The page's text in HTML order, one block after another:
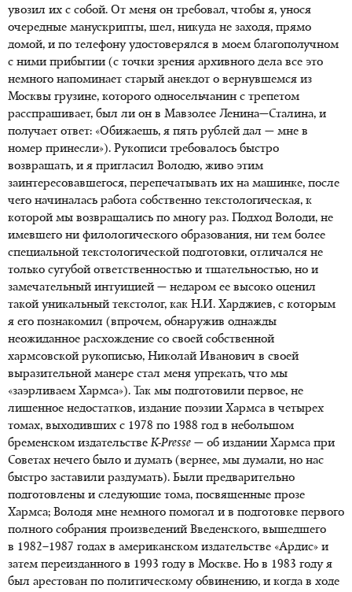
увозил их с собой. От меня он требовал, чтобы я, унося
очередные манускрипты, шел, никуда не заходя, прямо
домой, и по телефону удостоверялся в моем благополучном
с ними прибытии (с точки зрения архивного дела все это
немного напоминает старый анекдот о вернувшемся из
Москвы грузине, которого односельчанин с трепетом
расспрашивает, был ли он в Мавзолее Ленина—Сталина, и
получает ответ: «Обижаешь, я пять рублей дал — мне в
номер принесли»). Рукописи требовалось быстро
возвращать, и я пригласил Володю, живо этим
заинтересовавшегося, перепечатывать их на машинке, после
чего начиналась работа собственно текстологическая, к
которой мы возвращались по многу раз. Подход Володи, не
имевшего ни филологического образования, ни тем более
специальной текстологической подготовки, отличался не
только сугубой ответственностью и тщательностью, но и
замечательный интуицией — недаром ее высоко оценил
такой уникальный текстолог, как Н.И. Харджиев, с которым
я его познакомил (впрочем, обнаружив однажды
неожиданное расхождение со своей собственной
хармсовской рукописью, Николай Иванович в своей
выразительной манере стал меня упрекать, что мы
«заэрливаем Хармса»). Так мы подготовили первое, не
лишенное недостатков, издание поэзии Хармса в четырех
томах, выходивших c 1978 по 1988 год в небольшом
бременском издательствеK-Presse — об издании Хармса при
Советах нечего было и думать (вернее, мы думали, но нас
быстро заставили раздумать). Были предварительно
подготовлены и следующие тома, посвященные прозе
Хармса; Володя мне немного помогал и в подготовке первого
полного собрания произведений Введенского, вышедшего
в 1982–1987 годах в американском издательстве «Ардис» и
затем переизданного в 1993 году в Москве. Но в 1983 году я
был арестован по политическому обвинению, и когда в ходе